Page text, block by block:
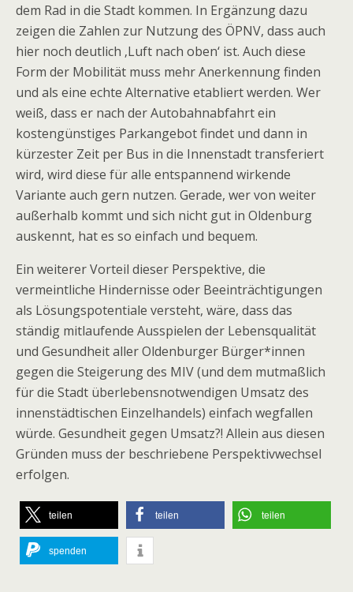
dem Rad in die Stadt kommen. In Ergänzung dazu
zeigen die Zahlen zur Nutzung des ÖPNV, dass auch
hier noch deutlich ‚Luft nach oben‘ ist. Auch diese
Form der Mobilität muss mehr Anerkennung finden
und als eine echte Alternative etabliert werden. Wer
weiß, dass er nach der Autobahnabfahrt ein
kostengünstiges Parkangebot findet und dann in
kürzester Zeit per Bus in die Innenstadt transferiert
wird, wird diese für alle entspannend wirkende
Variante auch gern nutzen. Gerade, wer von weiter
außerhalb kommt und sich nicht gut in Oldenburg
auskennt, hat es so einfach und bequem.
Ein weiterer Vorteil dieser Perspektive, die
vermeintliche Hindernisse oder Beeinträchtigungen
als Lösungspotentiale versteht, wäre, dass das
ständig mitlaufende Ausspielen der Lebensqualität
und Gesundheit aller Oldenburger Bürger*innen
gegen die Steigerung des MIV (und dem mutmaßlich
für die Stadt überlebensnotwendigen Umsatz des
innenstädtischen Einzelhandels) einfach wegfallen
würde. Gesundheit gegen Umsatz?! Allein aus diesen
Gründen muss der beschriebene Perspektivwechsel
erfolgen.
teilen teilen teilen
spenden